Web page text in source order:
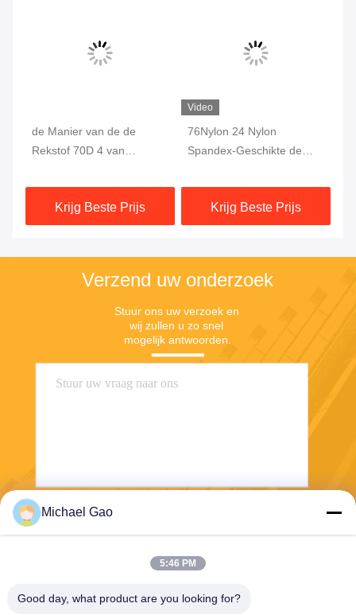
de Manier van de de
Rekstof 70D 4 van
voor de Broeken van de
Kledingstukkenbroek
Krijg Beste Prijs
Video
76Nylon 24 Nylon
Spandex-Geschikte de
ademen 230gsm van
Stoffen Weft Gebreide Dri
Krijg Beste Prijs
Verzend uw onderzoek
Stuur ons uw verzoek en
wij zullen u zo snel
mogelijk antwoorden.
Michael Gao
5:46 PM
Good day, what product are you looking for?